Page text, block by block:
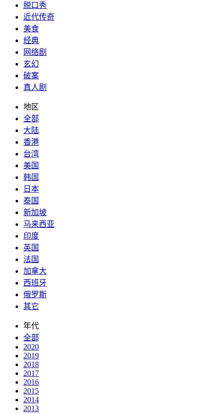
脱口秀
近代传奇
美食
经典
网络剧
玄幻
破案
真人剧
地区
全部
大陆
香港
台湾
美国
韩国
日本
泰国
新加坡
马来西亚
印度
英国
法国
加拿大
西班牙
俄罗斯
其它
年代
全部
2020
2019
2018
2017
2016
2015
2014
2013